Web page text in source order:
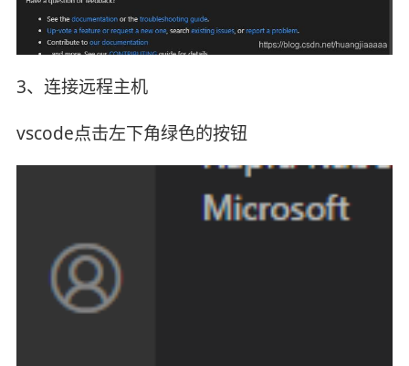
3、连接远程主机
vscode点击左下角绿色的按钮